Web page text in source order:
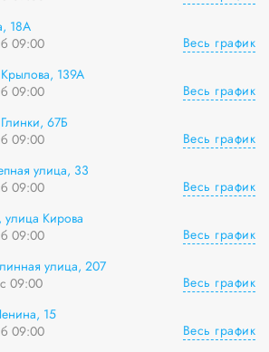
18А
09:00
Весь график
139А
09:00
Весь график
67Б
09:00
Весь график
улица, 33
09:00
Весь график
улица Кирова
09:00
Весь график
улица, 207
09:00
Весь график
15
09:00
Весь график